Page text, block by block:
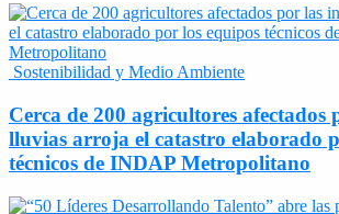
Sostenibilidad y Medio Ambiente
Cerca de 200 agricultores afectados
lluvias arroja el catastro elaborado
técnicos de INDAP Metropolitano